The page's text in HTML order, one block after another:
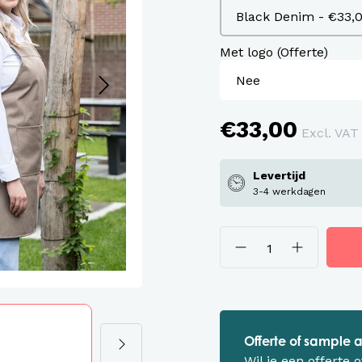
en overalls Workwear
Met logo (Offerte)
€33,00 Excl. VAT
Levertijd
3-4 werkdagen
Offerte of sample